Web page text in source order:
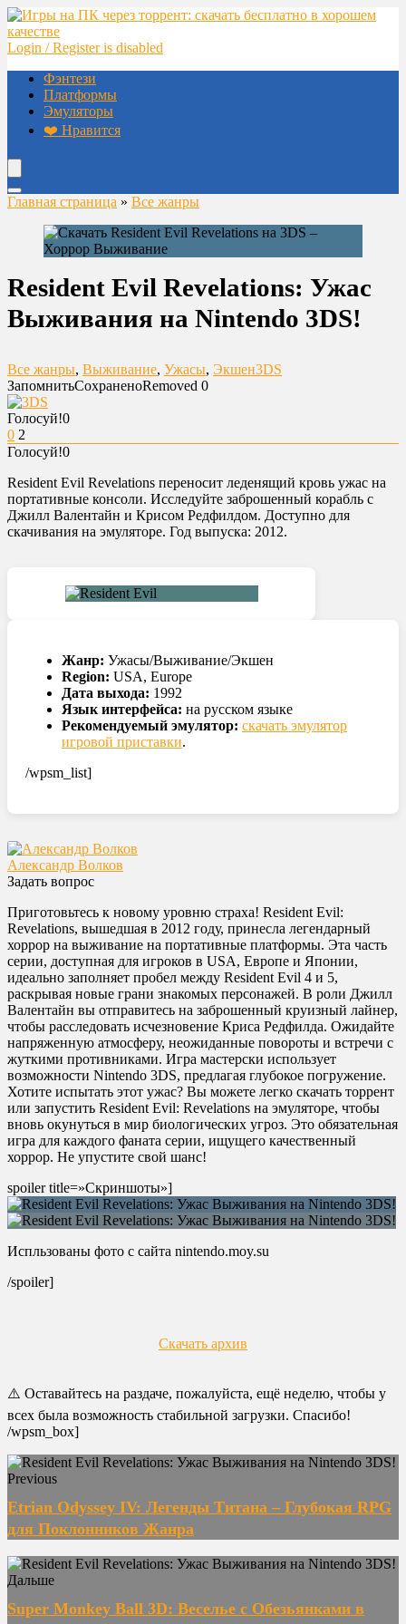
Login / Register is disabled
Фэнтези
Платформы
Эмуляторы
❤️ Нравится
Главная страница » Все жанры
Resident Evil Revelations: Ужас
Выживания на Nintendo 3DS!
Все жанры, Выживание, Ужасы, Экшен3DS
ЗапомнитьСохраненоRemoved 0
Голосуй!0
0 2
Голосуй!0
Resident Evil Revelations переносит леденящий кровь ужас на
портативные консоли. Исследуйте заброшенный корабль с
Джилл Валентайн и Крисом Редфилдом. Доступно для
скачивания на эмуляторе. Год выпуска: 2012.
Жанр: Ужасы/Выживание/Экшен
Region: USA, Europe
Дата выхода: 1992
Язык интерфейса: на русском языке
Рекомендуемый эмулятор: скачать эмулятор
игровой приставки.
/wpsm_list]
Александр Волков
Задать вопрос
Приготовьтесь к новому уровню страха! Resident Evil:
Revelations, вышедшая в 2012 году, принесла легендарный
хоррор на выживание на портативные платформы. Эта часть
серии, доступная для игроков в USA, Европе и Японии,
идеально заполняет пробел между Resident Evil 4 и 5,
раскрывая новые грани знакомых персонажей. В роли Джилл
Валентайн вы отправитесь на заброшенный круизный лайнер,
чтобы расследовать исчезновение Криса Редфилда. Ожидайте
напряженную атмосферу, неожиданные повороты и встречи с
жуткими противниками. Игра мастерски использует
возможности Nintendo 3DS, предлагая глубокое погружение.
Хотите испытать этот ужас? Вы можете легко скачать торрент
или запустить Resident Evil: Revelations на эмуляторе, чтобы
вновь окунуться в мир биологических угроз. Это обязательная
игра для каждого фаната серии, ищущего качественный
хоррор. Не упустите свой шанс!
spoiler title=»Скриншоты»]
Испльзованы фото с сайта nintendo.moy.su
/spoiler]
Скачать архив
⚠️ Оставайтесь на раздаче, пожалуйста, ещё неделю, чтобы у
всех была возможность стабильной загрузки. Спасибо!
/wpsm_box]
Previous
Etrian Odyssey IV: Легенды Титана – Глубокая RPG
для Поклонников Жанра
Дальше
Super Monkey Ball 3D: Веселье с Обезьянками в